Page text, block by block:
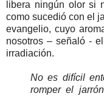
libera ningún olor si
como sucedió con el
evangelio, cuyo
nosotros – señaló -
irradiación.
No es difícil
romper el